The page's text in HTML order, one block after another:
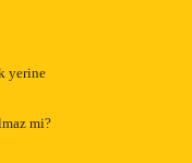
yerine
mi?